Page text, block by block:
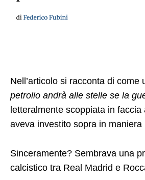
Nell’articolo si racconta di
petrolio andrà alle stelle se la
letteralmente scoppiata in
aveva investito sopra in maniera
Sinceramente? Sembrava una
calcistico tra Real Madrid e